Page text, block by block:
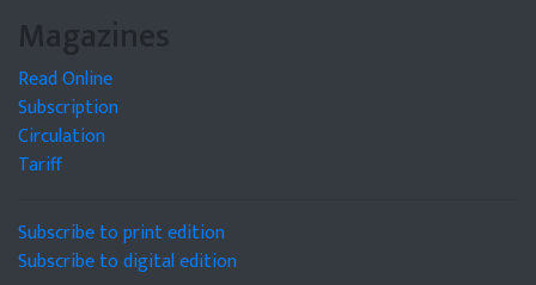
Magazines
Read Online
Subscription
Circulation
Tariff
Subscribe to print edition
Subscribe to digital edition